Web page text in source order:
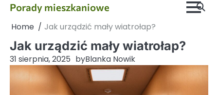
Skip
content
Porady mieszkaniowe
Home Jak urządzić mały wiatrołap?
Jak urządzić mały wiatrołap?
31 sierpnia, 2025 byBlanka Nowik